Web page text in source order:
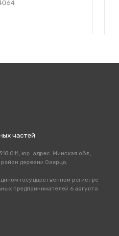
частей
011, юр. адрес: Минская обл,
деревни Озерцо,
государственном регистре
предпринимателей 6 августа